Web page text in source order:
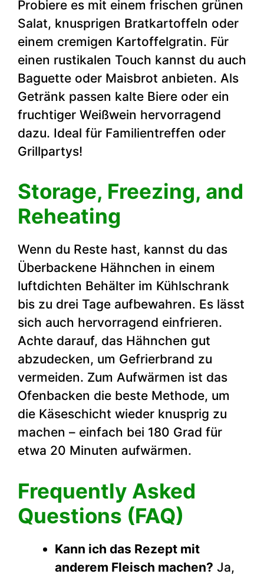
Probiere es mit einem frischen grünen
Salat, knusprigen Bratkartoffeln oder
einem cremigen Kartoffelgratin. Für
einen rustikalen Touch kannst du auch
Baguette oder Maisbrot anbieten. Als
Getränk passen kalte Biere oder ein
fruchtiger Weißwein hervorragend
dazu. Ideal für Familientreffen oder
Grillpartys!
Storage, Freezing, and
Reheating
Wenn du Reste hast, kannst du das
Überbackene Hähnchen in einem
luftdichten Behälter im Kühlschrank
bis zu drei Tage aufbewahren. Es lässt
sich auch hervorragend einfrieren.
Achte darauf, das Hähnchen gut
abzudecken, um Gefrierbrand zu
vermeiden. Zum Aufwärmen ist das
Ofenbacken die beste Methode, um
die Käseschicht wieder knusprig zu
machen – einfach bei 180 Grad für
etwa 20 Minuten aufwärmen.
Frequently Asked
Questions (FAQ)
Kann ich das Rezept mit
anderem Fleisch machen? Ja,